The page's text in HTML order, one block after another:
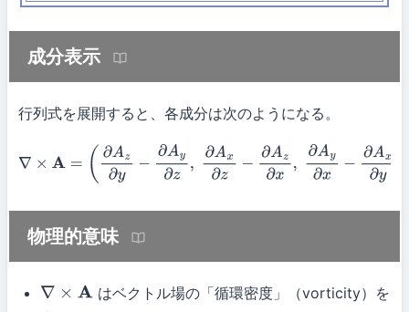
成分表示
行列式を展開すると、各成分は次のようになる。
× ∂A z∂y− ∂z,∂A ∂z−∂ x,∂Ay −∂Ax
物理的意味
∇× A
はベクトル場の「循環密度」（vorticity）を